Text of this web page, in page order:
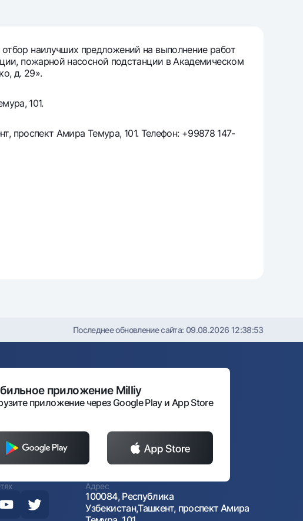
приложение Milliy
наилучших предложений на выполнение работ
пожарной насосной подстанции в Академическом
д. 29».
101.
проспект Амира Темура, 101. Телефон: +99878 147-
Последнее обновление сайта: 09.08.2026 12:38:53
приложение Milliy
приложение через Google Play и App Store
Адрес
100084, Республика
Узбекистан,Ташкент, проспект Амира